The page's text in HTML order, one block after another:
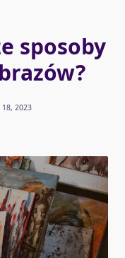
sposoby
18, 2023